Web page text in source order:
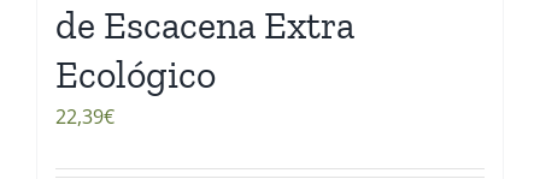
de Escacena Extra
Ecológico
22,39€